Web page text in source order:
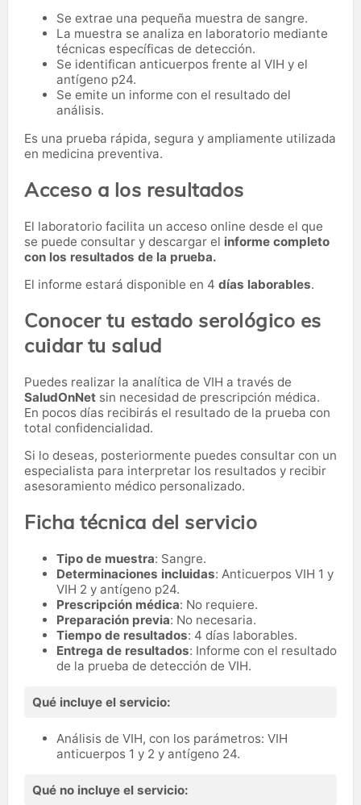
Se extrae una pequeña muestra de sangre.
La muestra se analiza en laboratorio mediante
técnicas específicas de detección.
Se identifican anticuerpos frente al VIH y el
antígeno p24.
Se emite un informe con el resultado del
análisis.
Es una prueba rápida, segura y ampliamente utilizada
en medicina preventiva.
Acceso a los resultados
El laboratorio facilita un acceso online desde el que
se puede consultar y descargar el informe completo
con los resultados de la prueba.
El informe estará disponible en 4 días laborables.
Conocer tu estado serológico es
cuidar tu salud
Puedes realizar la analítica de VIH a través de
SaludOnNet sin necesidad de prescripción médica.
En pocos días recibirás el resultado de la prueba con
total confidencialidad.
Si lo deseas, posteriormente puedes consultar con un
especialista para interpretar los resultados y recibir
asesoramiento médico personalizado.
Ficha técnica del servicio
Tipo de muestra: Sangre.
Determinaciones incluidas: Anticuerpos VIH 1 y
VIH 2 y antígeno p24.
Prescripción médica: No requiere.
Preparación previa: No necesaria.
Tiempo de resultados: 4 días laborables.
Entrega de resultados: Informe con el resultado
de la prueba de detección de VIH.
Qué incluye el servicio:
Análisis de VIH, con los parámetros: VIH
anticuerpos 1 y 2 y antígeno 24.
Qué no incluye el servicio: